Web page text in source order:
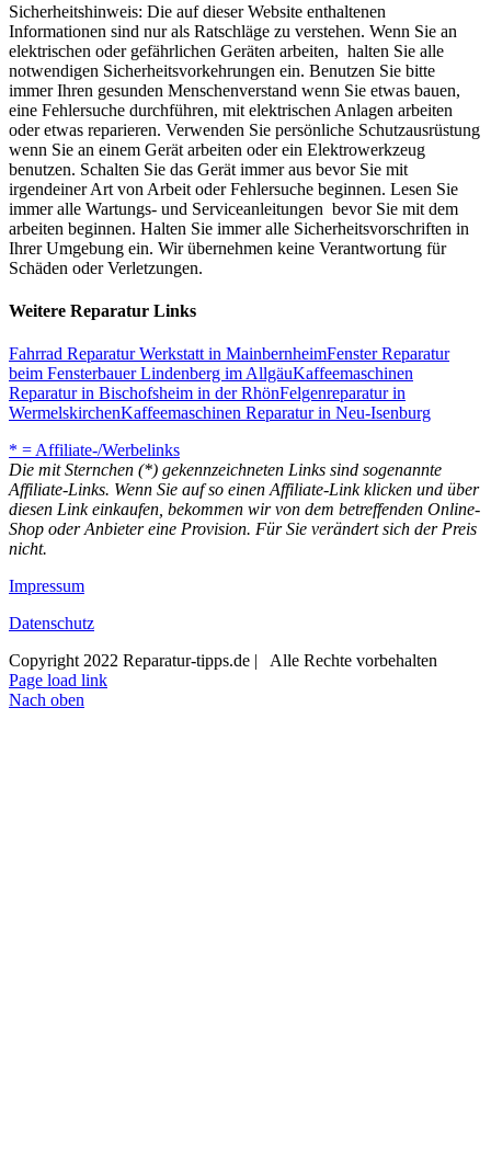
Sicherheitshinweis: Die auf dieser Website enthaltenen
Informationen sind nur als Ratschläge zu verstehen. Wenn Sie an
elektrischen oder gefährlichen Geräten arbeiten, halten Sie alle
notwendigen Sicherheitsvorkehrungen ein. Benutzen Sie bitte
immer Ihren gesunden Menschenverstand wenn Sie etwas bauen,
eine Fehlersuche durchführen, mit elektrischen Anlagen arbeiten
oder etwas reparieren. Verwenden Sie persönliche Schutzausrüstung
wenn Sie an einem Gerät arbeiten oder ein Elektrowerkzeug
benutzen. Schalten Sie das Gerät immer aus bevor Sie mit
irgendeiner Art von Arbeit oder Fehlersuche beginnen. Lesen Sie
immer alle Wartungs- und Serviceanleitungen bevor Sie mit dem
arbeiten beginnen. Halten Sie immer alle Sicherheitsvorschriften in
Ihrer Umgebung ein. Wir übernehmen keine Verantwortung für
Schäden oder Verletzungen.
Weitere Reparatur Links
Fahrrad Reparatur Werkstatt in MainbernheimFenster Reparatur
beim Fensterbauer Lindenberg im AllgäuKaffeemaschinen
Reparatur in Bischofsheim in der RhönFelgenreparatur in
WermelskirchenKaffeemaschinen Reparatur in Neu-Isenburg
* = Affiliate-/Werbelinks
Die mit Sternchen (*) gekennzeichneten Links sind sogenannte
Affiliate-Links. Wenn Sie auf so einen Affiliate-Link klicken und über
diesen Link einkaufen, bekommen wir von dem betreffenden Online-
Shop oder Anbieter eine Provision. Für Sie verändert sich der Preis
nicht.
Impressum
Datenschutz
Copyright 2022 Reparatur-tipps.de | Alle Rechte vorbehalten
Page load link
Nach oben